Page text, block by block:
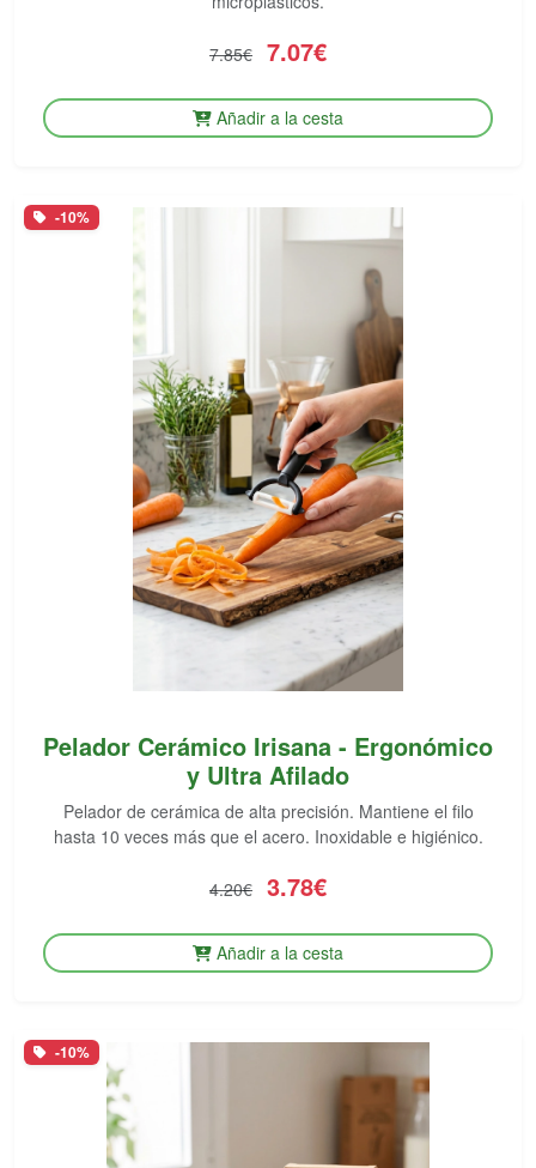
7.85€ 7.07€
Añadir a la cesta
-10%
Pelador Cerámico Irisana - Ergonómico
y Ultra Afilado
Pelador de cerámica de alta precisión. Mantiene el filo
hasta 10 veces más que el acero. Inoxidable e higiénico.
4.20€ 3.78€
Añadir a la cesta
-10%